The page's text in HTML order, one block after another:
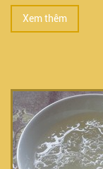
Xem thêm